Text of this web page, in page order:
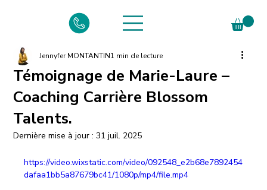
Témoignage de Marie-Laure –
Coaching Carrière Blossom
Talents.
Jennyfer MONTANTIN1 min de lecture
Dernière mise à jour :31 juil. 2025
https://video.wixstatic.com/video/092548_e2b68e7892454
dafaa1bb5a87679bc41/1080p/mp4/file.mp4